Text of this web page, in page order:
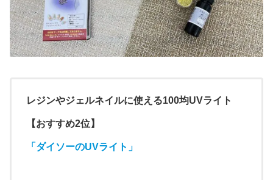
レジンやジェルネイルに使える100均UVライト
【おすすめ2位】
「ダイソーのUVライト」